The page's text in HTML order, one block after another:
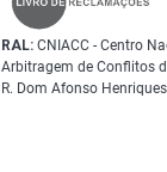
RAL:CNIACC - Centro
Arbitragem de Conflitos
R. Dom Afonso